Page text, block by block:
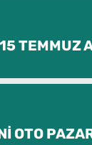
TEMMUZ
OTO